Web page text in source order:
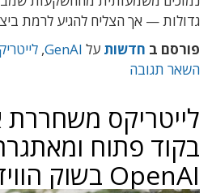
גדולות — אך הצליח להגיע לרמת
פורסם ב חדשות על GenAI
,
השאר תגובה
בקוד פתוח
OpenAI בשוק הווידאו AI